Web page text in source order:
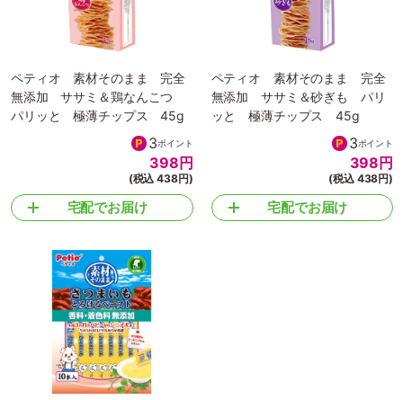
ペティオ 素材そのまま 完全
無添加 ササミ＆鶏なんこつ
パリッと 極薄チップス 45g
3ポイント
398円
(税込 438円)
宅配でお届け
ペティオ 素材そのまま 完全
無添加 ササミ＆砂ぎも パリ
ッと 極薄チップス 45g
3ポイント
398円
(税込 438円)
宅配でお届け